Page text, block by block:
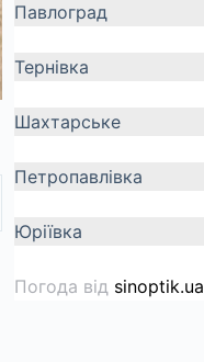
Павлоград
Тернівка
Шахтарське
Петропавлівка
Юріївка
Погода від sinoptik.ua